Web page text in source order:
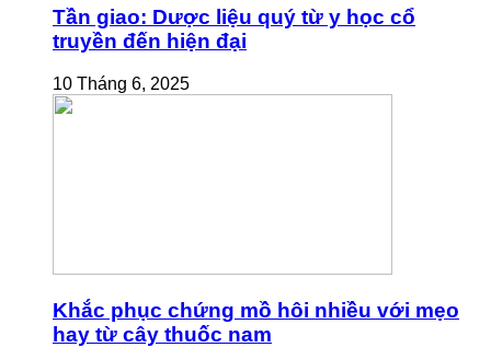
Tần giao: Dược liệu quý từ y học cổ
truyền đến hiện đại
10 Tháng 6, 2025
Khắc phục chứng mồ hôi nhiều với mẹo
hay từ cây thuốc nam